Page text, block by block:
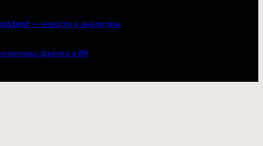
— новости и аналитика
фронта в ВК
YouTube Telegram